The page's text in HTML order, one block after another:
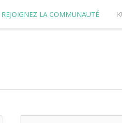
REJOIGNEZ LA COMMUNAUTÉ
SITE DE CROWDFUNDING KUNVI ?